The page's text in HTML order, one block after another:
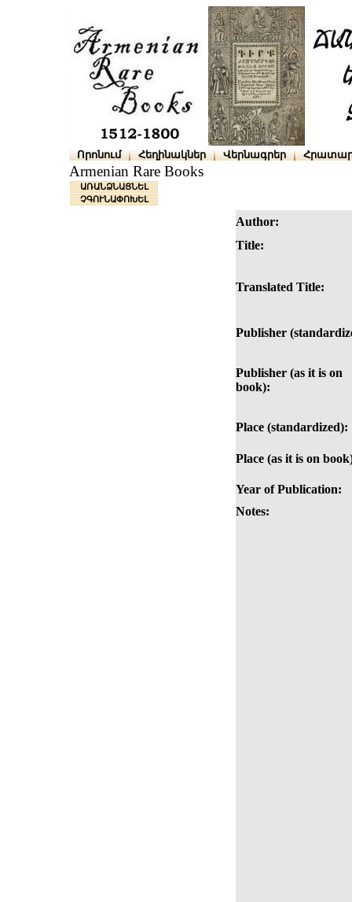
Որոնում Հեղինակներ Վերնագրեր
Armenian Rare Books
ԱՌԱՆՁՆԱՑՆԵԼ
ՉԳՈՒՆԱՓՈԽԵԼ
Author:
Title:
Translated Title:
Publisher
Publisher (as it is on
book):
Place (standardized):
Place (as it is on
Year of Publication:
Notes: